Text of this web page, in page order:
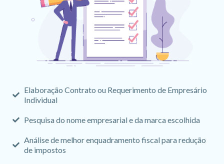
Elaboração Contrato ou Requerimento de Empresário
Individual
Pesquisa do nome empresarial e da marca escolhida
Análise de melhor enquadramento fiscal para redução
de impostos